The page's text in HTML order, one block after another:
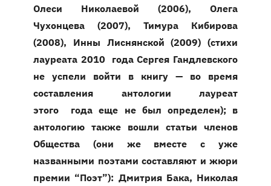
Олеси Николаевой (2006), Олега
Чухонцева (2007), Тимура Кибирова
(2008), Инны Лиснянской (2009) (стихи
лауреата 2010 года Сергея Гандлевского
не успели войти в книгу — во время
составления антологии лауреат
этого года еще не был определен); в
антологию также вошли статьи членов
Общества (они же вместе с уже
названными поэтами составляют и жюри
премии “Поэт”): Дмитрия Бака, Николая